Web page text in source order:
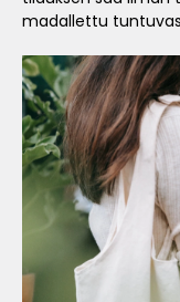
madallettu